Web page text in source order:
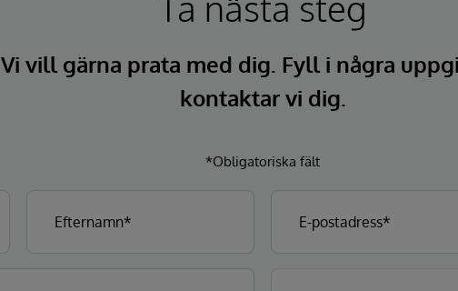
Vi vill gärna prata med dig. Fyll i några
kontaktar vi dig.
*Obligatoriska fält